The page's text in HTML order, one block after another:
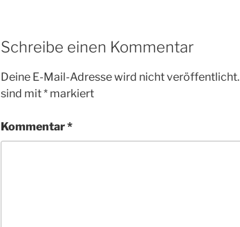
Schreibe einen Kommentar
Deine E-Mail-Adresse wird nicht veröffentlicht.
sind mit* markiert
Kommentar*